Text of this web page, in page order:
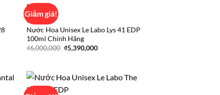
to
Giảm giá!
Add to
LE LABO
Nước Hoa Unisex Le Labo Lys 41 EDP
100ml Chính Hãng
₫6,000,000 Giá
gốc
₫5,390,000Giá
₫5,390,000.